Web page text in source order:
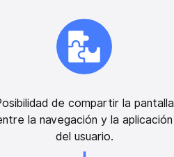
de compartir la pantalla
la navegación y la aplicación
del usuario.